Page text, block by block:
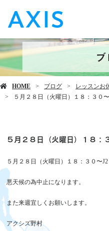
HOME ブログ
レッスンお
５月２８日（火曜日）１８：３０
５月２８日（火曜日）１８：
５月２８日（火曜日）１８：３０〜
悪天候の為中止になります。
また来週宜しくお願いします。
アクシズ野村